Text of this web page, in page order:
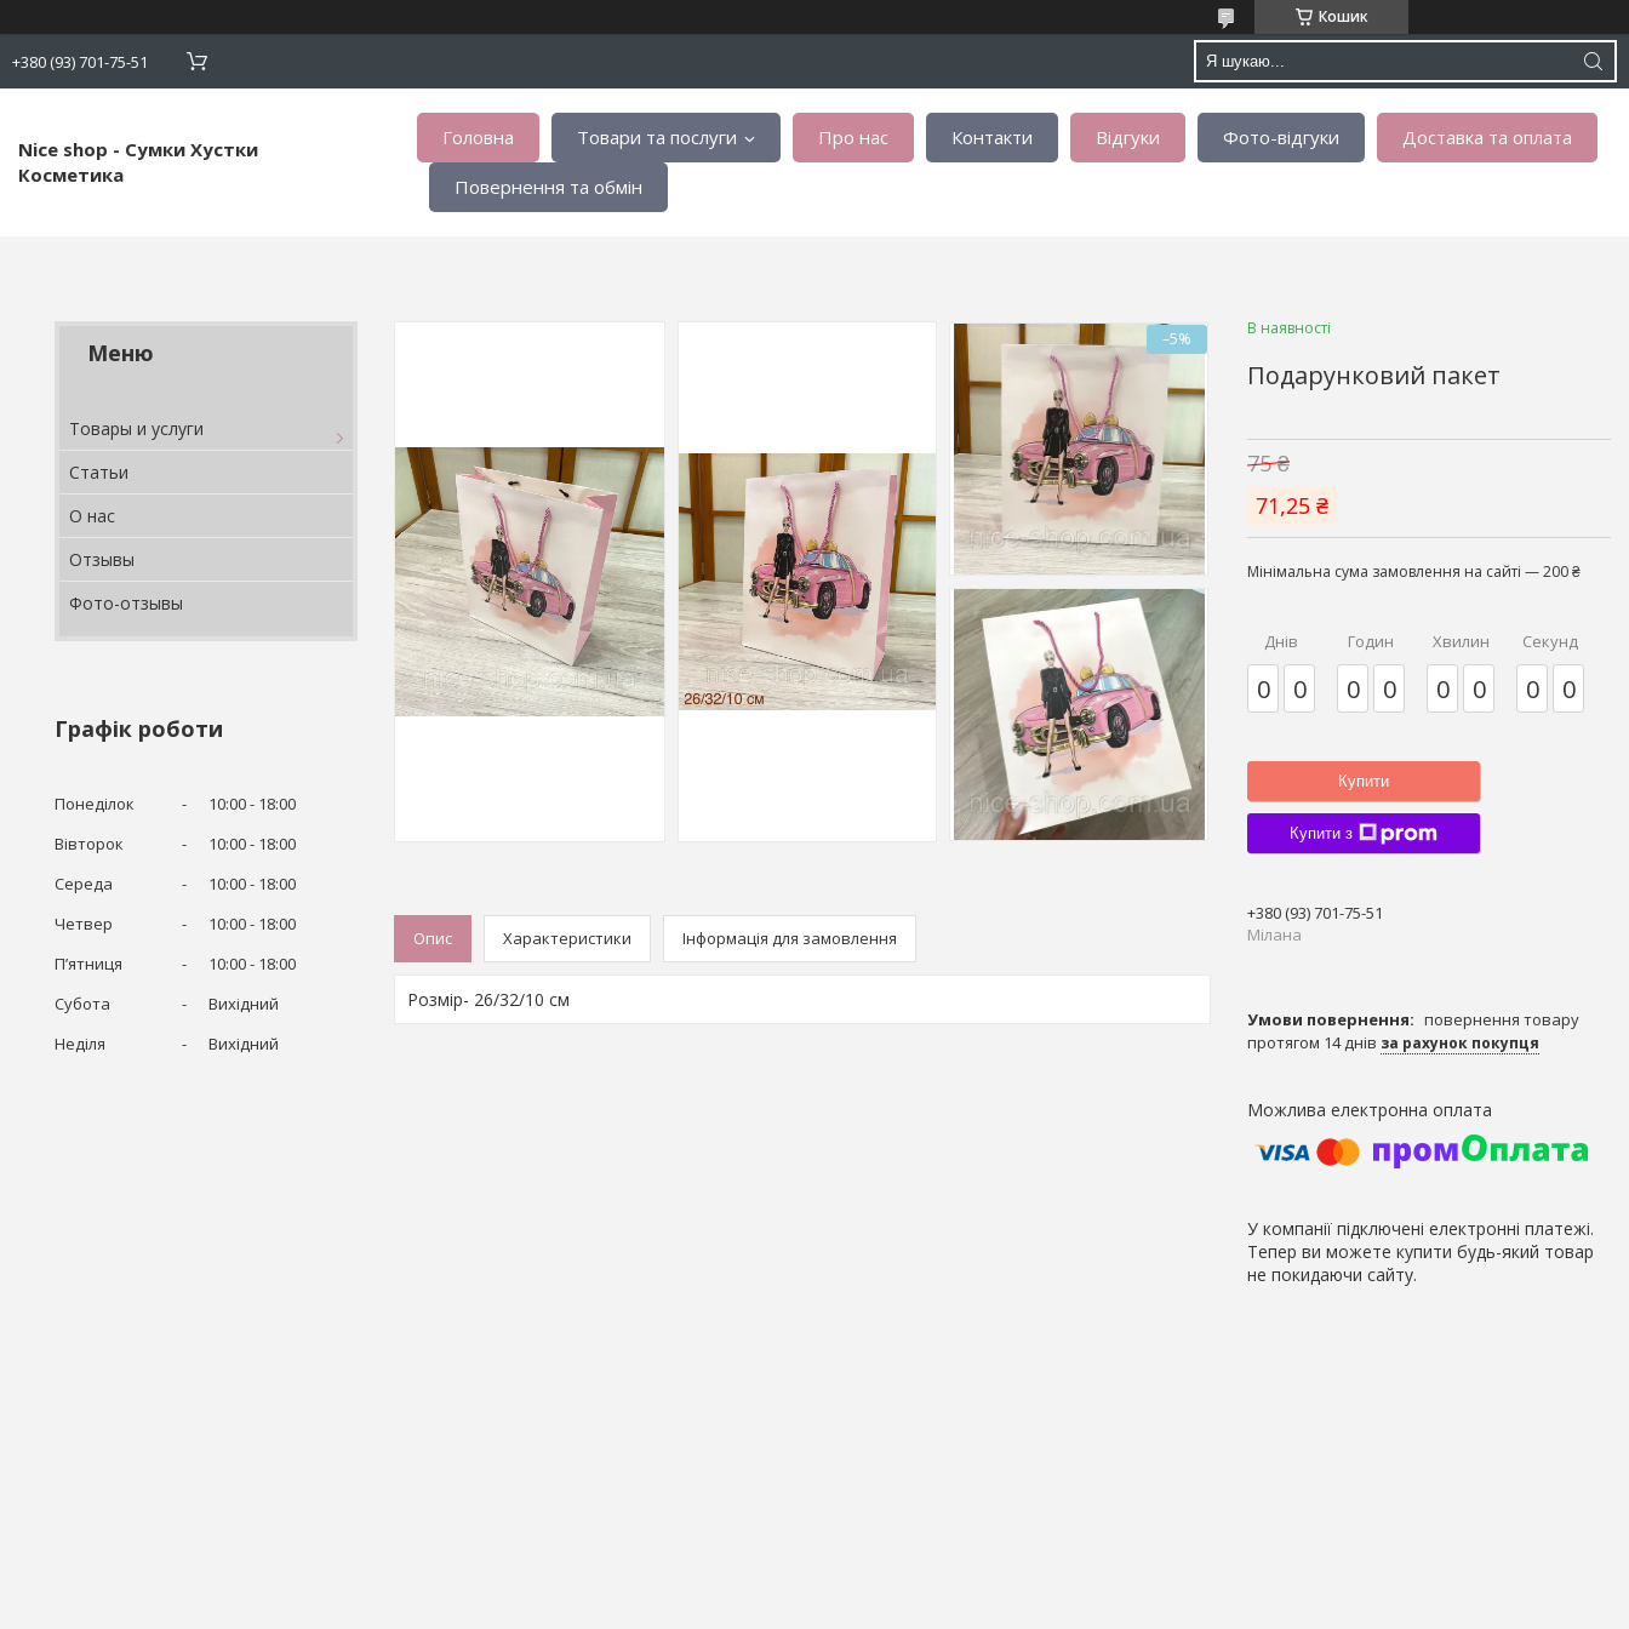
Кошик
+380 (93) 701-75-51
Nice shop - Сумки Хустки
Косметика
Головна Товари та послуги Про нас Контакти Відгуки Фото-відгуки Доставка та оплата
Повернення та обмін
Товары и услуги
Статьи
О нас
Отзывы
Фото-отзывы
Графік роботи
Понеділок 10:00
18:00
Вівторок
10:00
18:00
Середа
10:00
18:00
Четвер
10:00
18:00
Пʼятниця
10:00
18:00
Субота
Вихідний
Неділя
Вихідний
–5%
Опис Характеристики Інформація для замовлення
Розмір- 26/32/10 см
В наявності
Подарунковий пакет
75 ₴
71,25 ₴
Мінімальна сума замовлення на сайті — 200 ₴
Днів
0 0
Годин
0 0
Хвилин
0 0
Секунд
0 0
Купити
Купити з
+380 (93) 701-75-51
Мілана
повернення товару
протягом 14 днів за рахунок покупця
У компанії підключені електронні платежі.
Тепер ви можете купити будь-який товар
не покидаючи сайту.